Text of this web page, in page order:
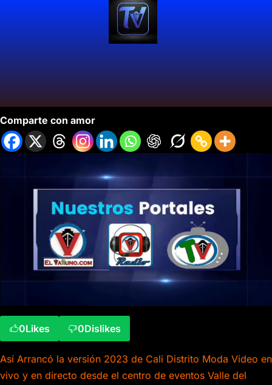
Comparte con amor
0Likes 0Dislikes
Así Arrancó la versión 2023 de Cali Distrito Moda Video en
vivo y en directo desde el centro de eventos Valle del